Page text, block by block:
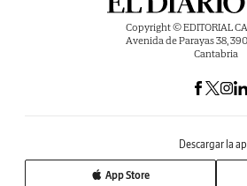
Copyright © EDITORIAL
Avenida de Parayas 38,
Cantabria
Descargar la
App Store